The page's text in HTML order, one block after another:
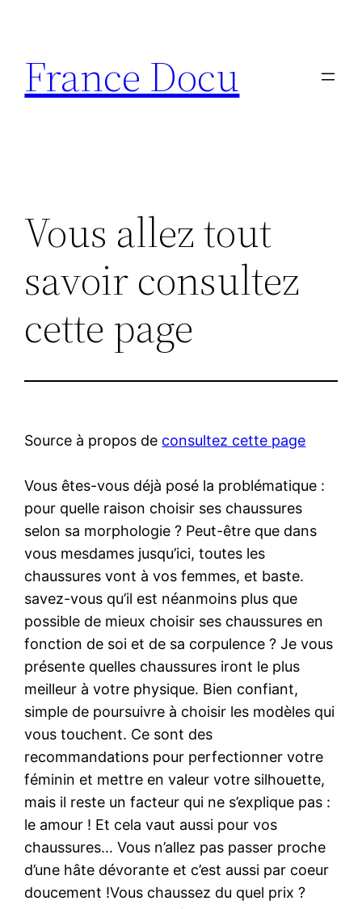
contenu
France Docu
Vous allez tout
savoir consultez
cette page
Source à propos de consultez cette page
Vous êtes-vous déjà posé la problématique :
pour quelle raison choisir ses chaussures
selon sa morphologie ? Peut-être que dans
vous mesdames jusqu’ici, toutes les
chaussures vont à vos femmes, et baste.
savez-vous qu’il est néanmoins plus que
possible de mieux choisir ses chaussures en
fonction de soi et de sa corpulence ? Je vous
présente quelles chaussures iront le plus
meilleur à votre physique. Bien confiant,
simple de poursuivre à choisir les modèles qui
vous touchent. Ce sont des
recommandations pour perfectionner votre
féminin et mettre en valeur votre silhouette,
mais il reste un facteur qui ne s’explique pas :
le amour ! Et cela vaut aussi pour vos
chaussures… Vous n’allez pas passer proche
d’une hâte dévorante et c’est aussi par coeur
doucement !Vous chaussez du quel prix ?